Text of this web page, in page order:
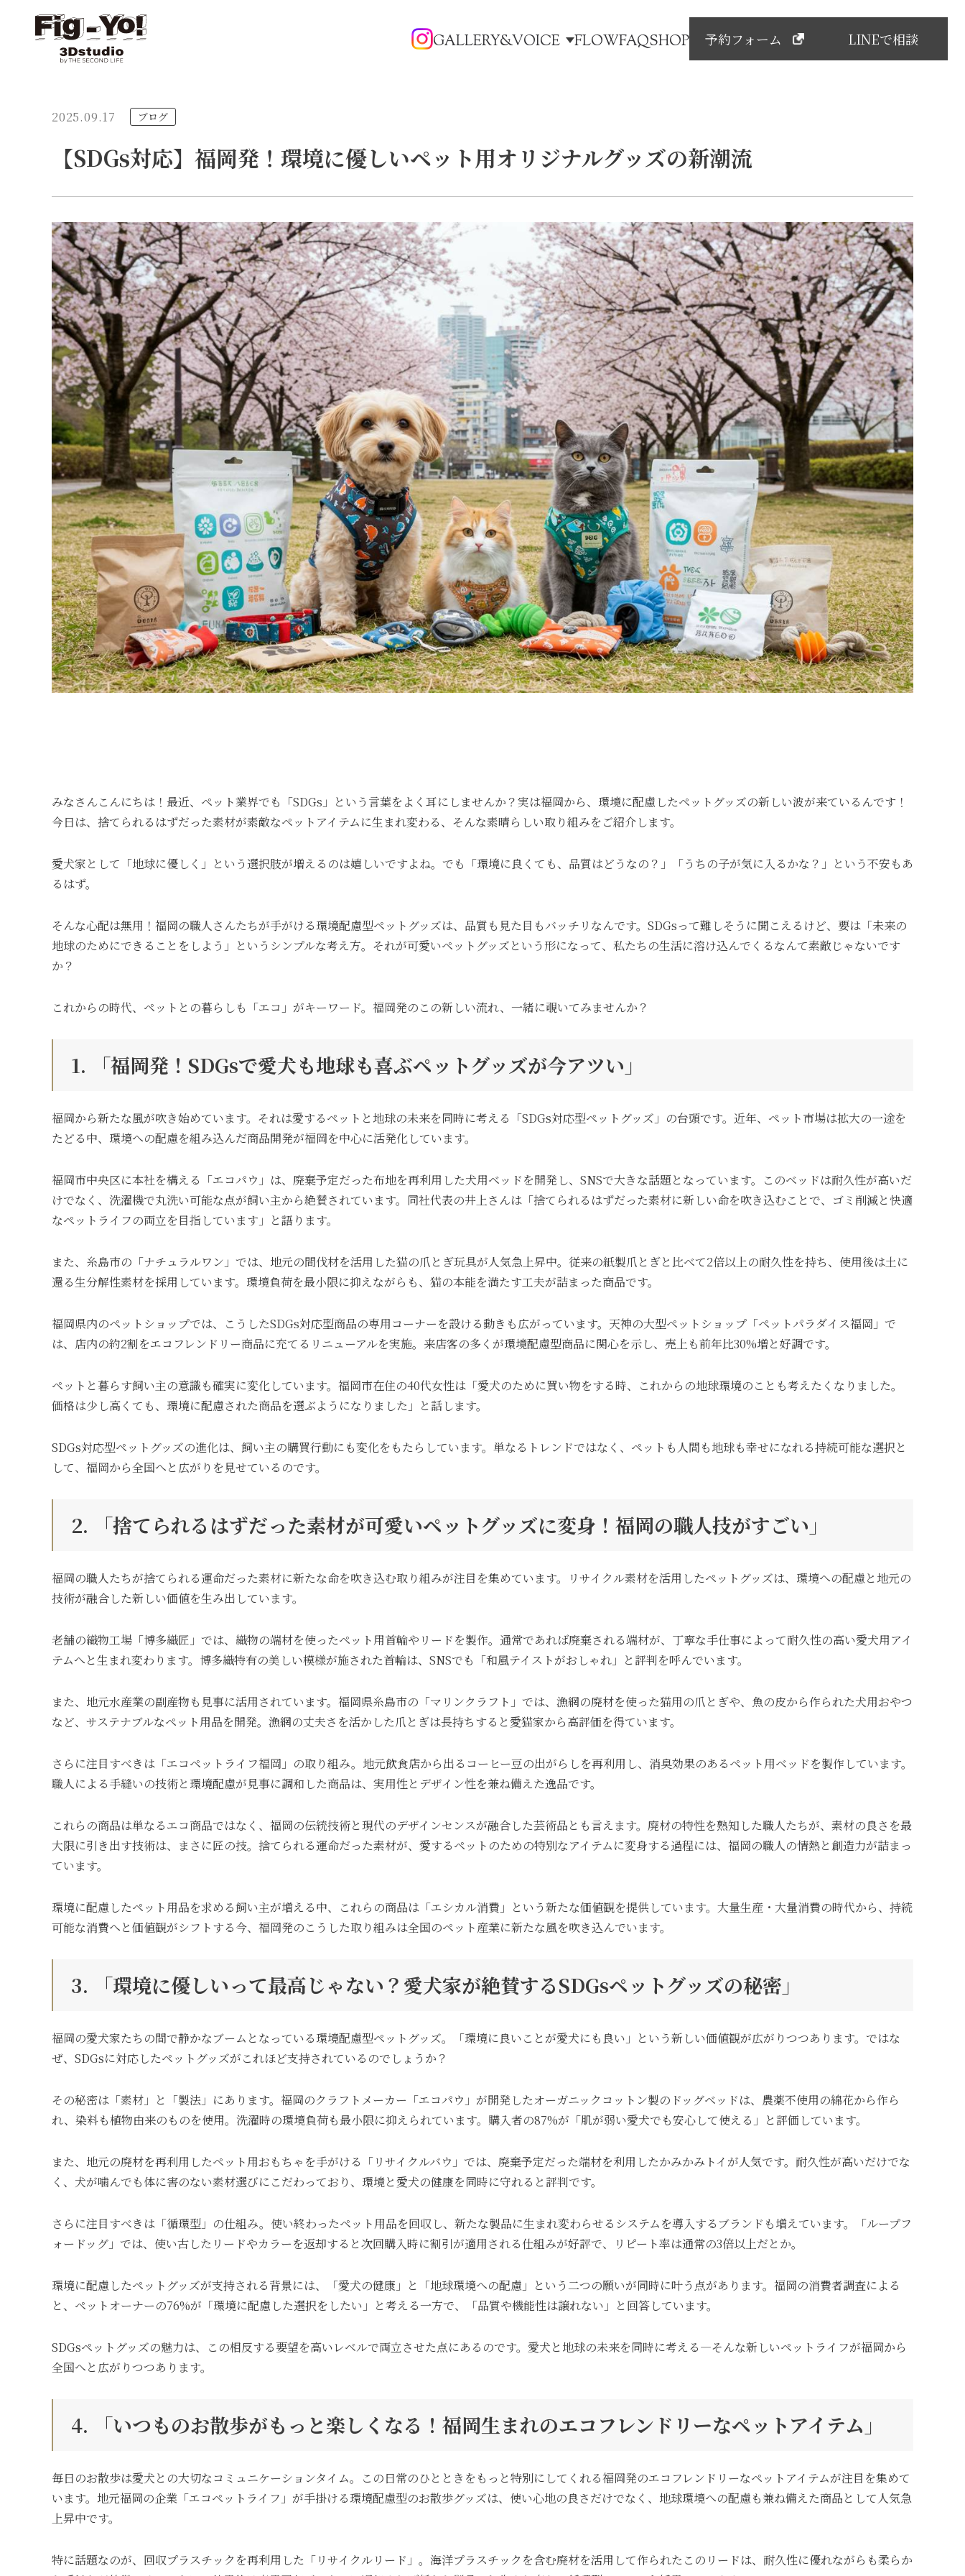
GALLERY&VOICE FLOWFAQSHOP 予約フォーム LINEで相談
2025.09.17 ブログ
【SDGs対応】福岡発！環境に優しいペット用オリジナルグッズの新潮流
みなさんこんにちは！最近、ペット業界でも「SDGs」という言葉をよく耳にしませんか？実は福岡から、環境に配慮したペットグッズの新しい波が来ているんです！
今日は、捨てられるはずだった素材が素敵なペットアイテムに生まれ変わる、そんな素晴らしい取り組みをご紹介します。
愛犬家として「地球に優しく」という選択肢が増えるのは嬉しいですよね。でも「環境に良くても、品質はどうなの？」「うちの子が気に入るかな？」という不安もあ
るはず。
そんな心配は無用！福岡の職人さんたちが手がける環境配慮型ペットグッズは、品質も見た目もバッチリなんです。SDGsって難しそうに聞こえるけど、要は「未来の
地球のためにできることをしよう」というシンプルな考え方。それが可愛いペットグッズという形になって、私たちの生活に溶け込んでくるなんて素敵じゃないです
か？
これからの時代、ペットとの暮らしも「エコ」がキーワード。福岡発のこの新しい流れ、一緒に覗いてみませんか？
1. 「福岡発！SDGsで愛犬も地球も喜ぶペットグッズが今アツい」
福岡から新たな風が吹き始めています。それは愛するペットと地球の未来を同時に考える「SDGs対応型ペットグッズ」の台頭です。近年、ペット市場は拡大の一途を
たどる中、環境への配慮を組み込んだ商品開発が福岡を中心に活発化しています。
福岡市中央区に本社を構える「エコパウ」は、廃棄予定だった布地を再利用した犬用ベッドを開発し、SNSで大きな話題となっています。このベッドは耐久性が高いだ
けでなく、洗濯機で丸洗い可能な点が飼い主から絶賛されています。同社代表の井上さんは「捨てられるはずだった素材に新しい命を吹き込むことで、ゴミ削減と快適
なペットライフの両立を目指しています」と語ります。
また、糸島市の「ナチュラルワン」では、地元の間伐材を活用した猫の爪とぎ玩具が人気急上昇中。従来の紙製爪とぎと比べて2倍以上の耐久性を持ち、使用後は土に
還る生分解性素材を採用しています。環境負荷を最小限に抑えながらも、猫の本能を満たす工夫が詰まった商品です。
福岡県内のペットショップでは、こうしたSDGs対応型商品の専用コーナーを設ける動きも広がっています。天神の大型ペットショップ「ペットパラダイス福岡」で
は、店内の約2割をエコフレンドリー商品に充てるリニューアルを実施。来店客の多くが環境配慮型商品に関心を示し、売上も前年比30%増と好調です。
ペットと暮らす飼い主の意識も確実に変化しています。福岡市在住の40代女性は「愛犬のために買い物をする時、これからの地球環境のことも考えたくなりました。
価格は少し高くても、環境に配慮された商品を選ぶようになりました」と話します。
SDGs対応型ペットグッズの進化は、飼い主の購買行動にも変化をもたらしています。単なるトレンドではなく、ペットも人間も地球も幸せになれる持続可能な選択と
して、福岡から全国へと広がりを見せているのです。
2. 「捨てられるはずだった素材が可愛いペットグッズに変身！福岡の職人技がすごい」
福岡の職人たちが捨てられる運命だった素材に新たな命を吹き込む取り組みが注目を集めています。リサイクル素材を活用したペットグッズは、環境への配慮と地元の
技術が融合した新しい価値を生み出しています。
老舗の織物工場「博多織匠」では、織物の端材を使ったペット用首輪やリードを製作。通常であれば廃棄される端材が、丁寧な手仕事によって耐久性の高い愛犬用アイ
テムへと生まれ変わります。博多織特有の美しい模様が施された首輪は、SNSでも「和風テイストがおしゃれ」と評判を呼んでいます。
また、地元水産業の副産物も見事に活用されています。福岡県糸島市の「マリンクラフト」では、漁網の廃材を使った猫用の爪とぎや、魚の皮から作られた犬用おやつ
など、サステナブルなペット用品を開発。漁網の丈夫さを活かした爪とぎは長持ちすると愛猫家から高評価を得ています。
さらに注目すべきは「エコペットライフ福岡」の取り組み。地元飲食店から出るコーヒー豆の出がらしを再利用し、消臭効果のあるペット用ベッドを製作しています。
職人による手縫いの技術と環境配慮が見事に調和した商品は、実用性とデザイン性を兼ね備えた逸品です。
これらの商品は単なるエコ商品ではなく、福岡の伝統技術と現代のデザインセンスが融合した芸術品とも言えます。廃材の特性を熟知した職人たちが、素材の良さを最
大限に引き出す技術は、まさに匠の技。捨てられる運命だった素材が、愛するペットのための特別なアイテムに変身する過程には、福岡の職人の情熱と創造力が詰まっ
ています。
環境に配慮したペット用品を求める飼い主が増える中、これらの商品は「エシカル消費」という新たな価値観を提供しています。大量生産・大量消費の時代から、持続
可能な消費へと価値観がシフトする今、福岡発のこうした取り組みは全国のペット産業に新たな風を吹き込んでいます。
3. 「環境に優しいって最高じゃない？愛犬家が絶賛するSDGsペットグッズの秘密」
福岡の愛犬家たちの間で静かなブームとなっている環境配慮型ペットグッズ。「環境に良いことが愛犬にも良い」という新しい価値観が広がりつつあります。ではな
ぜ、SDGsに対応したペットグッズがこれほど支持されているのでしょうか？
その秘密は「素材」と「製法」にあります。福岡のクラフトメーカー「エコパウ」が開発したオーガニックコットン製のドッグベッドは、農薬不使用の綿花から作ら
れ、染料も植物由来のものを使用。洗濯時の環境負荷も最小限に抑えられています。購入者の87%が「肌が弱い愛犬でも安心して使える」と評価しています。
また、地元の廃材を再利用したペット用おもちゃを手がける「リサイクルバウ」では、廃棄予定だった端材を利用したかみかみトイが人気です。耐久性が高いだけでな
く、犬が噛んでも体に害のない素材選びにこだわっており、環境と愛犬の健康を同時に守れると評判です。
さらに注目すべきは「循環型」の仕組み。使い終わったペット用品を回収し、新たな製品に生まれ変わらせるシステムを導入するブランドも増えています。「ループフ
ォードッグ」では、使い古したリードやカラーを返却すると次回購入時に割引が適用される仕組みが好評で、リピート率は通常の3倍以上だとか。
環境に配慮したペットグッズが支持される背景には、「愛犬の健康」と「地球環境への配慮」という二つの願いが同時に叶う点があります。福岡の消費者調査による
と、ペットオーナーの76%が「環境に配慮した選択をしたい」と考える一方で、「品質や機能性は譲れない」と回答しています。
SDGsペットグッズの魅力は、この相反する要望を高いレベルで両立させた点にあるのです。愛犬と地球の未来を同時に考える―そんな新しいペットライフが福岡から
全国へと広がりつつあります。
4. 「いつものお散歩がもっと楽しくなる！福岡生まれのエコフレンドリーなペットアイテム」
毎日のお散歩は愛犬との大切なコミュニケーションタイム。この日常のひとときをもっと特別にしてくれる福岡発のエコフレンドリーなペットアイテムが注目を集めて
います。地元福岡の企業「エコペットライフ」が手掛ける環境配慮型のお散歩グッズは、使い心地の良さだけでなく、地球環境への配慮も兼ね備えた商品として人気急
上昇中です。
特に話題なのが、回収プラスチックを再利用した「リサイクルリード」。海洋プラスチックを含む廃材を活用して作られたこのリードは、耐久性に優れながらも柔らか